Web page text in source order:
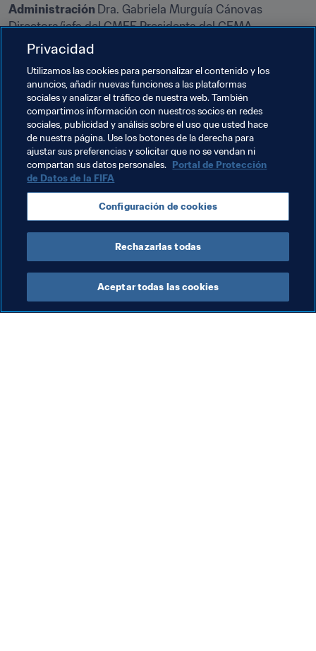
Administración Dra. Gabriela Murguía Cánovas
gabriela.murguia@cemaofficialmedicalcentre.com
+52 155 510 603 03
Centro de Medicina Deportiva, San Agustín Tlaxcala,
42162 Hidalgo, México
Dr. José Maria Busto Villareal
busto.villareal@cemaofficialmedicalcentre.com
+52 77 17 17 04 10 ext. 620
+52 177 122 10 449
Centro de Medicina Deportiva, San Agustín Tlaxcala,
42162 Hidalgo, México
Privacidad
Utilizamos las cookies para personalizar el contenido y los
anuncios, añadir nuevas funciones a las plataformas
sociales y analizar el tráfico de nuestra web. También
compartimos información con nuestros socios en redes
sociales, publicidad y análisis sobre el uso que usted hace
de nuestra página. Use los botones de la derecha para
ajustar sus preferencias y solicitar que no se vendan ni
compartan sus datos personales. Portal de Protección
de Datos de la FIFA
Configuración de cookies
Rechazarlas todas
Aceptar todas las cookies